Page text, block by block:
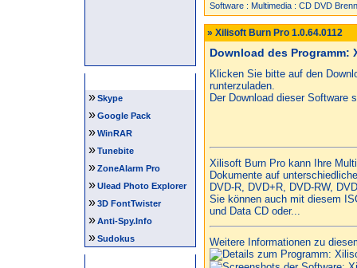
»Skype
»Google Pack
»WinRAR
»Tunebite
»ZoneAlarm Pro
»Ulead Photo Explorer
»3D FontTwister
»Anti-Spy.Info
»Sudokus
Software : Multimedia : CD DVD
» Xilisoft Burn Pro 1.0.64.0112
Download des Programm:
Klicken Sie bitte auf den
runterzuladen.
Der Download dieser Software
Xilisoft Burn Pro kann Ihre
Dokumente auf
DVD-R, DVD+R, DVD-RW,
Sie können auch mit diesem
und Data CD oder...
Weitere Informationen zu